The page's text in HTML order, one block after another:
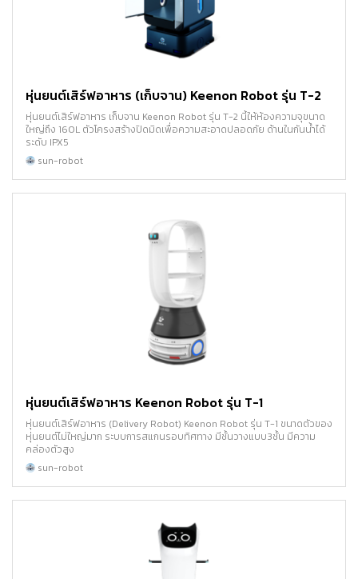
หุ่นยนต์เสิร์ฟอาหาร (เก็บจาน) Keenon Robot รุ่น T-2
หุ่นยนต์เสิร์ฟอาหาร เก็บจาน Keenon Robot รุ่น T-2 นี้ให้ห้องความจุขนาด
ใหญ่ถึง 160L ตัวโครงสร้างปิดมิดเพื่อความสะอาดปลอดภัย ด้านในกันน้ำได้
ระดับ IPX5
sun-robot
หุ่นยนต์เสิร์ฟอาหาร Keenon Robot รุ่น T-1
หุ่นยนต์เสิร์ฟอาหาร (Delivery Robot) Keenon Robot รุ่น T-1 ขนาดตัวของ
หุ่นยนต์ไม่ใหญ่มาก ระบบการสแกนรอบทิศทาง มีชั้นวางแบบ3ชั้น มีความ
คล่องตัวสูง
sun-robot